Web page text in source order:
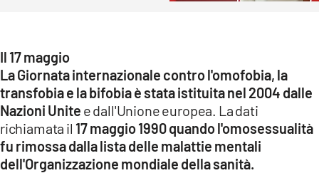
Il 17 maggio
La Giornata internazionale contro l'omofobia, la
transfobia e la bifobia è stata istituita nel 2004 dalle
Nazioni Unite e dall'Unione europea. La dati
richiamata il 17 maggio 1990 quando l'omosessualità
fu rimossa dalla lista delle malattie mentali
dell'Organizzazione mondiale della sanità.